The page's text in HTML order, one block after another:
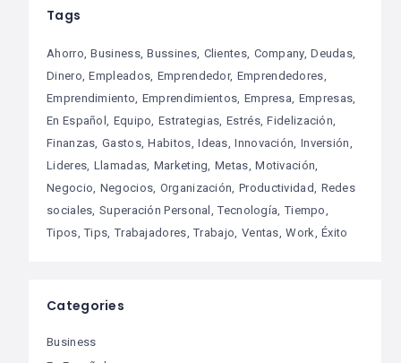
Tags
Ahorro Business Bussines Clientes Company Deudas
Dinero Empleados Emprendedor Emprendedores
Emprendimiento Emprendimientos Empresa Empresas
En Español
Equipo Estrategias Estrés Fidelización
Finanzas Gastos Habitos Ideas Innovación Inversión
Lideres Llamadas Marketing Metas Motivación
Negocio Negocios Organización Productividad
Redes
sociales Superación Personal Tecnología Tiempo
Tipos Tips Trabajadores Trabajo Ventas Work Éxito
Categories
Business